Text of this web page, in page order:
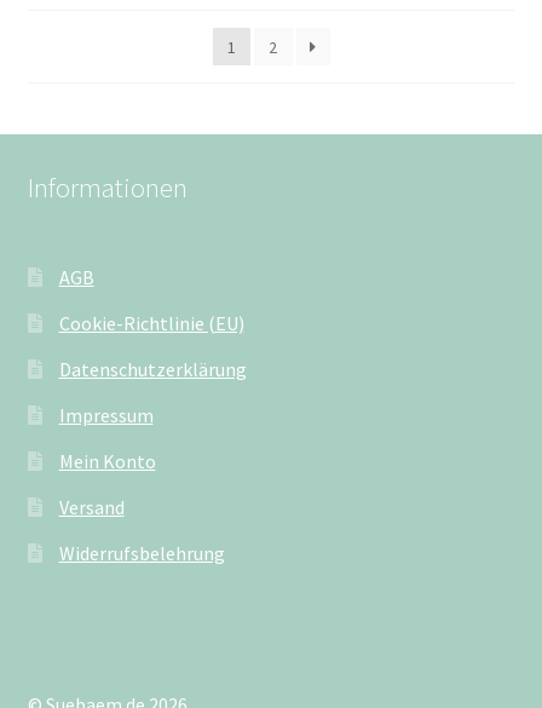
1 2
Informationen
AGB
Cookie-Richtlinie (EU)
Datenschutzerklärung
Impressum
Mein Konto
Versand
Widerrufsbelehrung